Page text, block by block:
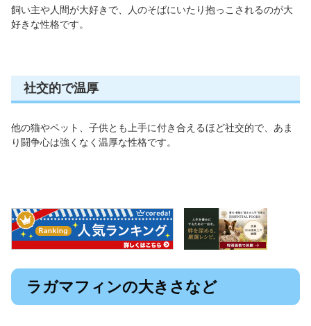
飼い主や人間が大好きで、人のそばにいたり抱っこされるのが大
好きな性格です。
社交的で温厚
他の猫やペット、子供とも上手に付き合えるほど社交的で、あま
り闘争心は強くなく温厚な性格です。
ラガマフィンの大きさなど